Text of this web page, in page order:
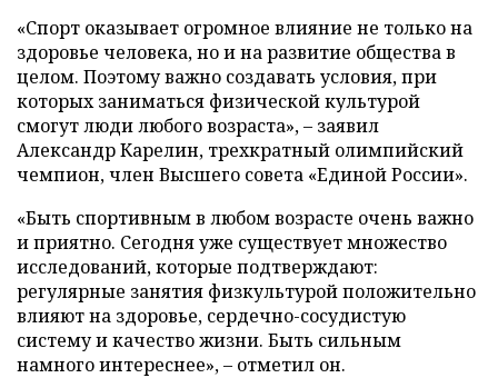
«Спорт оказывает огромное влияние не только на
здоровье человека, но и на развитие общества в
целом. Поэтому важно создавать условия, при
которых заниматься физической культурой
смогут люди любого возраста», – заявил
Александр Карелин, трехкратный олимпийский
чемпион, член Высшего совета «Единой России».
«Быть спортивным в любом возрасте очень важно
и приятно. Сегодня уже существует множество
исследований, которые подтверждают:
регулярные занятия физкультурой положительно
влияют на здоровье, сердечно-сосудистую
систему и качество жизни. Быть сильным
намного интереснее», – отметил он.